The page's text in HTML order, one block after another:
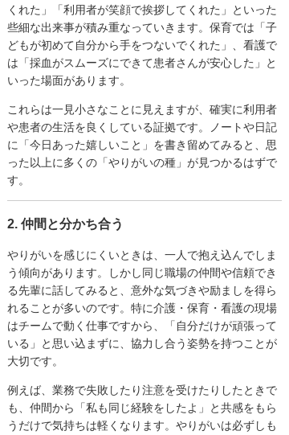
くれた」「利用者が笑顔で挨拶してくれた」といった
些細な出来事が積み重なっていきます。保育では「子
どもが初めて自分から手をつないでくれた」、看護で
は「採血がスムーズにできて患者さんが安心した」と
いった場面があります。
これらは一見小さなことに見えますが、確実に利用者
や患者の生活を良くしている証拠です。ノートや日記
に「今日あった嬉しいこと」を書き留めてみると、思
った以上に多くの「やりがいの種」が見つかるはずで
す。
2. 仲間と分かち合う
やりがいを感じにくいときは、一人で抱え込んでしま
う傾向があります。しかし同じ職場の仲間や信頼でき
る先輩に話してみると、意外な気づきや励ましを得ら
れることが多いのです。特に介護・保育・看護の現場
はチームで動く仕事ですから、「自分だけが頑張って
いる」と思い込まずに、協力し合う姿勢を持つことが
大切です。
例えば、業務で失敗したり注意を受けたりしたときで
も、仲間から「私も同じ経験をしたよ」と共感をもら
うだけで気持ちは軽くなります。やりがいは必ずしも